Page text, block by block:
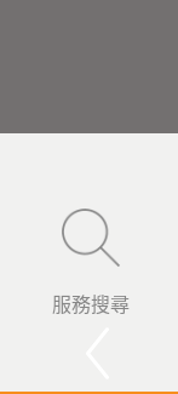
服務搜尋